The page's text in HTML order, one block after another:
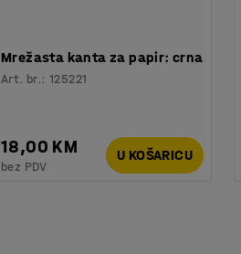
Mrežasta kanta za papir: crna
Art. br.:125221
18,00 KM
bez PDV
U KOŠARICU